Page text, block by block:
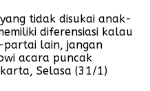
tidak disukai anak-
diferensiasi kalau
partai lain, jangan
acara puncak
Selasa (31/1)